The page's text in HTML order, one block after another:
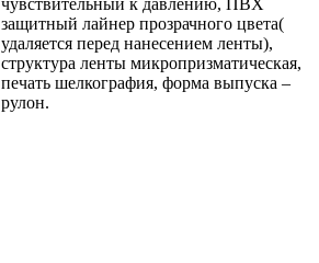
защитный лайнер прозрачного цвета(
удаляется перед нанесением ленты),
структура ленты микропризматическая,
печать шелкография, форма выпуска –
рулон.